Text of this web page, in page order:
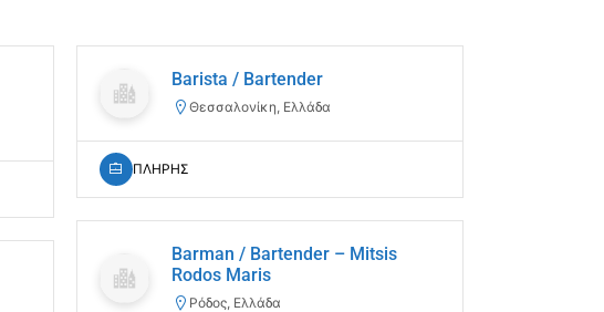
Barista / Bartender
Θεσσαλονίκη, Ελλάδα
ΠΛΗΡΗΣ
Barman / Bartender – Mitsis
Rodos Maris
Ρόδος, Ελλάδα